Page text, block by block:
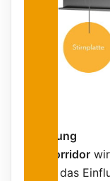
Anleitung
Korridor
und in das